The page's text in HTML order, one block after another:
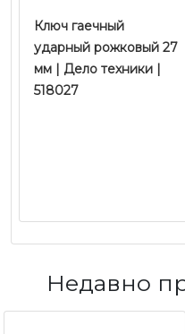
Ключ гаечный
ударный рожковый 27
мм | Дело техники |
518027
Недавно